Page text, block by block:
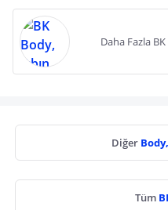
Daha Fazla BK
Diğer
Tüm